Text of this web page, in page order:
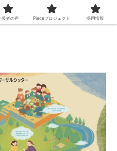
なぐWEBメディア
援者の声 Pieceプロジェクト 採用情報